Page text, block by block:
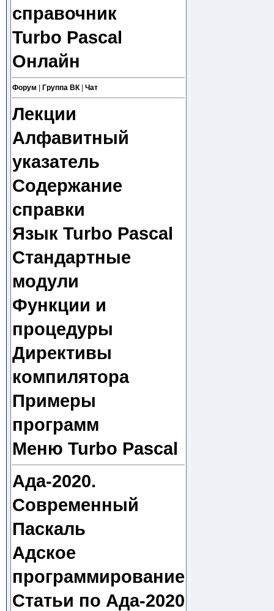
справочник
Turbo Pascal
Онлайн
Форум Группа ВК| Чат
Лекции
Алфавитный
указатель
Содержание
справки
Язык Turbo Pascal
Стандартные
модули
Функции и
процедуры
Директивы
компилятора
Примеры
программ
Меню Turbo Pascal
Ада-2020.
Современный
Паскаль
Адское
программирование
Статьи по Ада-2020